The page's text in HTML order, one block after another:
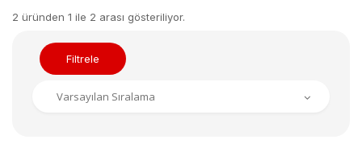
2 üründen 1 ile 2 arası gösteriliyor.
Filtrele